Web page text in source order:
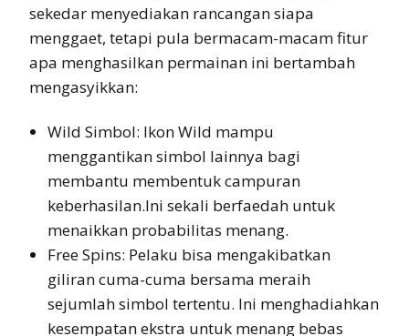
sekedar menyediakan rancangan siapa
menggaet, tetapi pula bermacam-macam fitur
apa menghasilkan permainan ini bertambah
mengasyikkan:
Wild Simbol: Ikon Wild mampu
menggantikan simbol lainnya bagi
membantu membentuk campuran
keberhasilan.Ini sekali berfaedah untuk
menaikkan probabilitas menang.
Free Spins: Pelaku bisa mengakibatkan
giliran cuma-cuma bersama meraih
sejumlah simbol tertentu. Ini menghadiahkan
kesempatan ekstra untuk menang bebas